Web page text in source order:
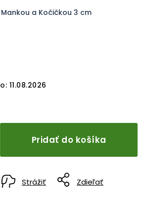
11.08.2026
Pridať do košíka
a Kočičkou 3 cm
Strážiť Zdieľať